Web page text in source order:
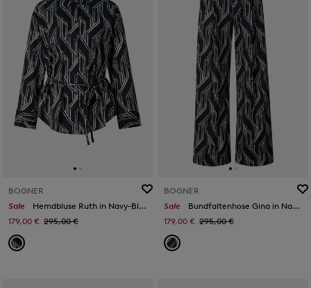
BOGNER
Sale
Hemdbluse Ruth in Navy-Blau/Off-White
179,00 € 295,00 €
BOGNER
Sale
Bundfaltenhose Gina in Navy-Blau/White
179,00 € 295,00 €